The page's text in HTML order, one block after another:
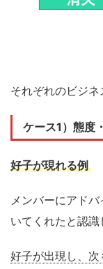
それぞれのビジ
ケース1） 態度
好子が現れる例
メンバーにアド
いてくれたと認識
好子が出現し、次